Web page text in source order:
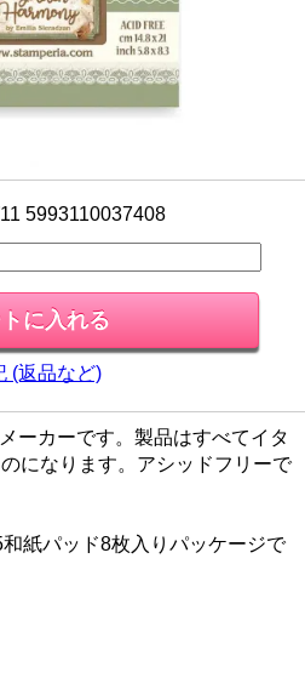
5993110037408
(返品など)
ーカーです。製品はすべてイタ
になります。アシッドフリーで
紙パッド8枚入りパッケージで